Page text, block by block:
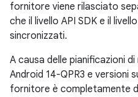
fornitore viene rilasciato
che il livello API SDK e il
sincronizzati.
A causa delle pianificazioni
Android 14-QPR3 e versioni
fornitore è completamente